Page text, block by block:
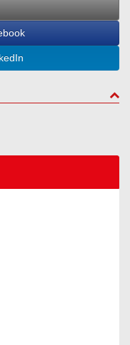
to